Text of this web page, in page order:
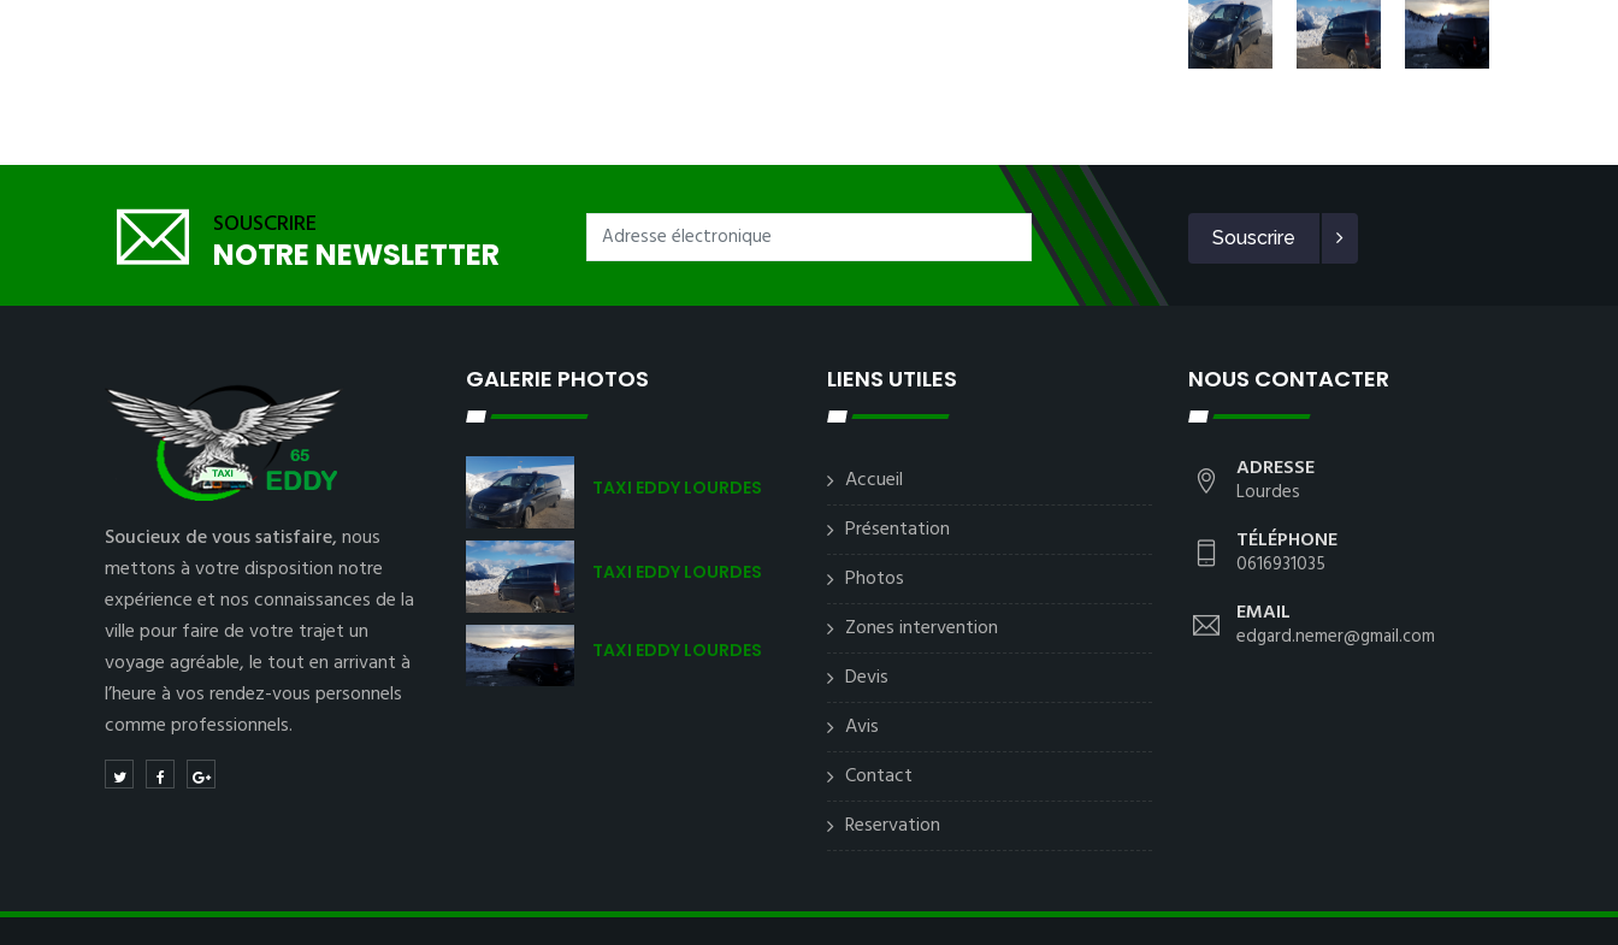
SOUSCRIRE
NOTRE NEWSLETTER Souscrire
Soucieux de vous satisfaire,nous
mettons à votre disposition notre
expérience et nos connaissances de la
ville pour faire de votre trajet un
voyage agréable, le tout en arrivant à
l’heure à vos rendez-vous personnels
comme professionnels.
GALERIE PHOTOS
TAXI EDDY LOURDES
TAXI EDDY LOURDES
TAXI EDDY LOURDES
LIENS UTILES
Accueil
Présentation
Photos
Zones intervention
Devis
Avis
Contact
Reservation
NOUS CONTACTER
ADRESSE
Lourdes
TÉLÉPHONE
0616931035
EMAIL
edgard.nemer@gmail.com